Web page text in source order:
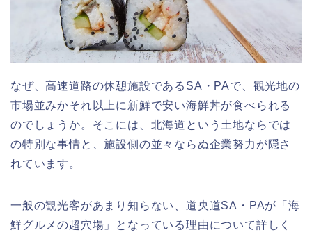
なぜ、高速道路の休憩施設であるSA・PAで、観光地の
市場並みかそれ以上に新鮮で安い海鮮丼が食べられる
のでしょうか。そこには、北海道という土地ならでは
の特別な事情と、施設側の並々ならぬ企業努力が隠さ
れています。
一般の観光客があまり知らない、道央道SA・PAが「海
鮮グルメの超穴場」となっている理由について詳しく